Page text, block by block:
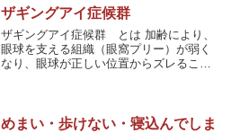
振には内斜視・斜位が生じている場合が
多いので、斜位の測定は必須。検査時ソ
フトコンタクトを装着していたため、角
膜が膨潤していたりし革新が持てない
が、遠方からご来店の為暫定的に本人が
ザギングアイ症候群
ザギングアイ症候群 とは 加齢により、
眼球を支える組織（眼窩プリー）が弱く
なり、眼球が正しい位置からズレること
とで、眼球の安定性...
めまい・歩けない・寝込んでしま